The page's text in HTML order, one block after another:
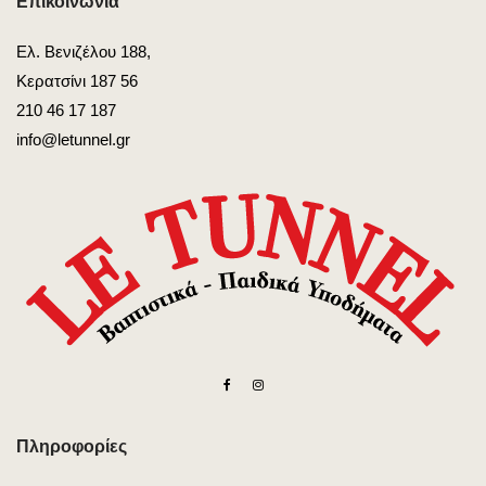
Ελ. Βενιζέλου 188,
Κερατσίνι 187 56
210 46 17 187
info@letunnel.gr
Πληροφορίες